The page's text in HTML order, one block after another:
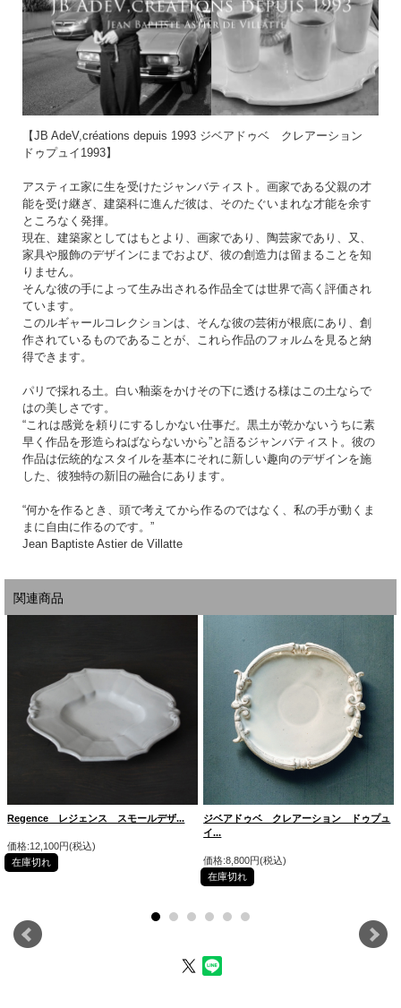
【JB AdeV,créations depuis 1993 ジベアドゥベ クレアーション
ドゥプュイ1993】
アスティエ家に生を受けたジャンバティスト。画家である父親の才
能を受け継ぎ、建築科に進んだ彼は、そのたぐいまれな才能を余す
ところなく発揮。
現在、建築家としてはもとより、画家であり、陶芸家であり、又、
家具や服飾のデザインにまでおよび、彼の創造力は留まることを知
りません。
そんな彼の手によって生み出される作品全ては世界で高く評価され
ています。
このルギャールコレクションは、そんな彼の芸術が根底にあり、創
作されているものであることが、これら作品のフォルムを見ると納
得できます。
パリで採れる土。白い釉薬をかけその下に透ける様はこの土ならで
はの美しさです。
“これは感覚を頼りにするしかない仕事だ。黒土が乾かないうちに素
早く作品を形造らねばならないから”と語るジャンバティスト。彼の
作品は伝統的なスタイルを基本にそれに新しい趣向のデザインを施
した、彼独特の新旧の融合にあります。
“何かを作るとき、頭で考えてから作るのではなく、私の手が動くま
まに自由に作るのです。”
Jean Baptiste Astier de Villatte
関連商品
Regence レジェンス スモールデザ...
価格:12,100円(税込)
在庫切れ
ジベアドゥベ クレアーション ドゥプュ
イ...
価格:8,800円(税込)
在庫切れ